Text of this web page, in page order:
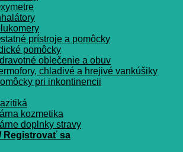
prístroje a pomôcky
pomôcky
oblečenie a obuv
chladivé a hrejivé vankúšiky
pri inkontinencii
kozmetika
doplnky stravy
Registrovať sa